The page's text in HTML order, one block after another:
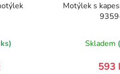
Motýlek s
Skladem
593